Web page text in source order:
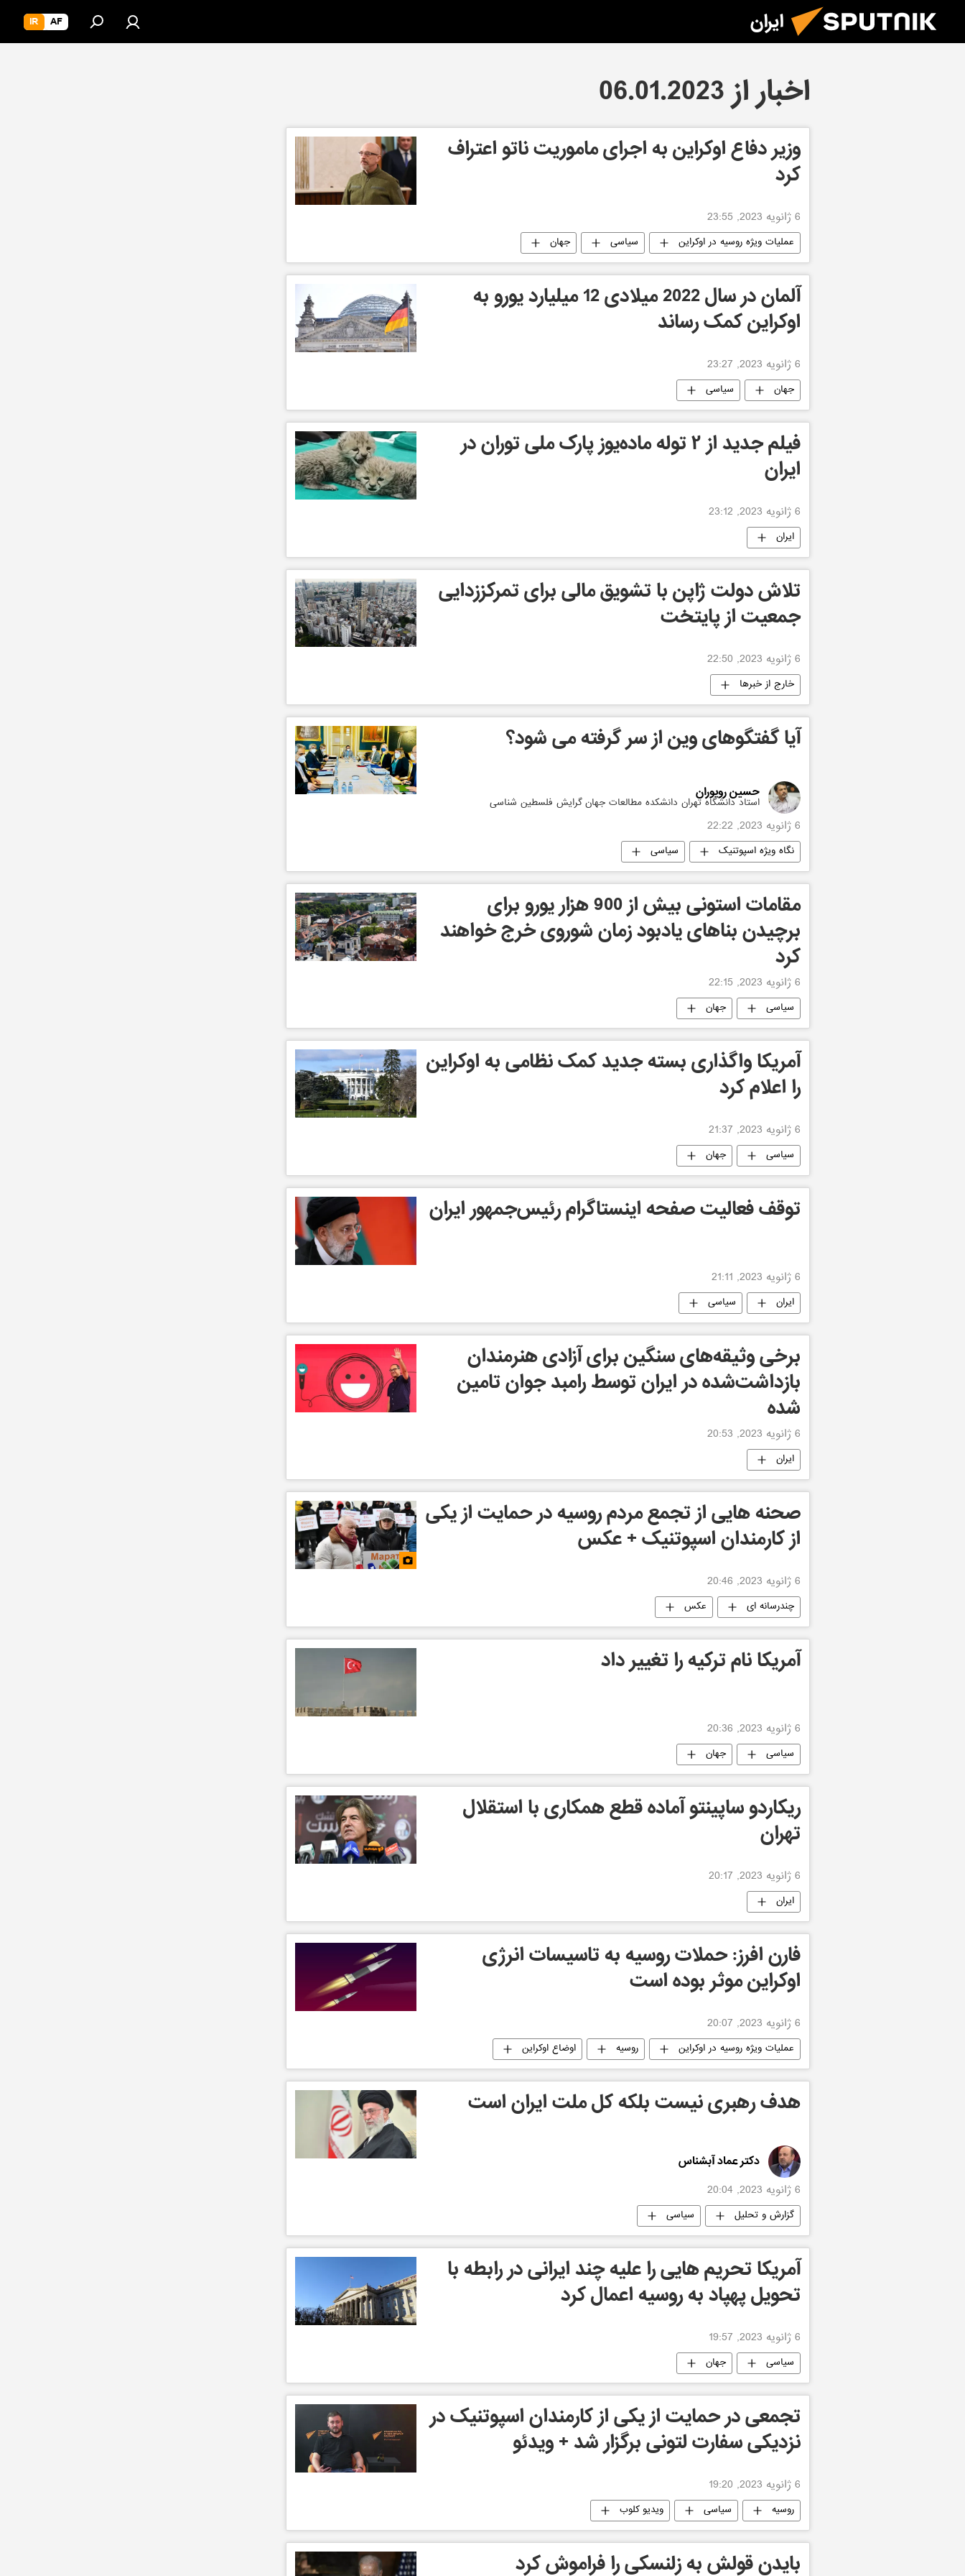
ایران AF
IR
اخبار از 06.01.2023
وزیر دفاع اوکراین به اجرای ماموریت ناتو اعتراف
کرد
6 ژانویه 2023, 23:55
عملیات ویژه روسیه در اوکراین سیاسی جهان
آلمان در سال 2022 میلادی 12 میلیارد یورو به
اوکراین کمک رساند
6 ژانویه 2023, 23:27
جهان سیاسی
فیلم جدید از ۲ توله ماده‌یوز پارک ملی توران در
ایران
6 ژانویه 2023, 23:12
ایران
تلاش دولت ژاپن با تشویق مالی برای تمرکززدایی
جمعیت از پایتخت
6 ژانویه 2023, 22:50
خارج از خبرها
آیا گفتگوهای وین از سر گرفته می شود؟
حسین رویوران
استاد دانشگاه تهران دانشکده مطالعات جهان گرایش فلسطین شناسی
6 ژانویه 2023, 22:22
نگاه ویژه اسپوتنیک سیاسی
مقامات استونی بیش از 900 هزار یورو برای
برچیدن بناهای یادبود زمان شوروی خرج خواهند
کرد
6 ژانویه 2023, 22:15
سیاسی جهان
آمریکا واگذاری بسته جدید کمک نظامی به اوکراین
را اعلام کرد
6 ژانویه 2023, 21:37
سیاسی جهان
توقف فعالیت صفحه اینستاگرام رئیس‌جمهور ایران
6 ژانویه 2023, 21:11
ایران سیاسی
برخی وثیقه‌های سنگین برای آزادی هنرمندان
بازداشت‌شده در ایران توسط رامبد جوان تامین
شده
6 ژانویه 2023, 20:53
ایران
صحنه هایی از تجمع مردم روسیه در حمایت از یکی
از کارمندان اسپوتنیک + عکس
6 ژانویه 2023, 20:46
چندرسانه ای عکس
آمریکا نام ترکیه را تغییر داد
6 ژانویه 2023, 20:36
سیاسی جهان
ریکاردو ساپینتو آماده قطع همکاری با استقلال
تهران
6 ژانویه 2023, 20:17
ایران
فارن افرز: حملات روسیه به تاسیسات انرژی
اوکراین موثر بوده است
6 ژانویه 2023, 20:07
عملیات ویژه روسیه در اوکراین روسیه اوضاع اوکراین
هدف رهبری نیست بلکه کل ملت ایران است
دکتر عماد آبشناس
6 ژانویه 2023, 20:04
گزارش و تحلیل سیاسی
آمریکا تحریم هایی را علیه چند ایرانی در رابطه با
تحویل پهپاد به روسیه اعمال کرد
6 ژانویه 2023, 19:57
سیاسی جهان
تجمعی در حمایت از یکی از کارمندان اسپوتنیک در
نزدیکی سفارت لتونی برگزار شد + ویدئو
6 ژانویه 2023, 19:20
روسیه سیاسی ویدیو کلوب
بایدن قولش به زلنسکی را فراموش کرد